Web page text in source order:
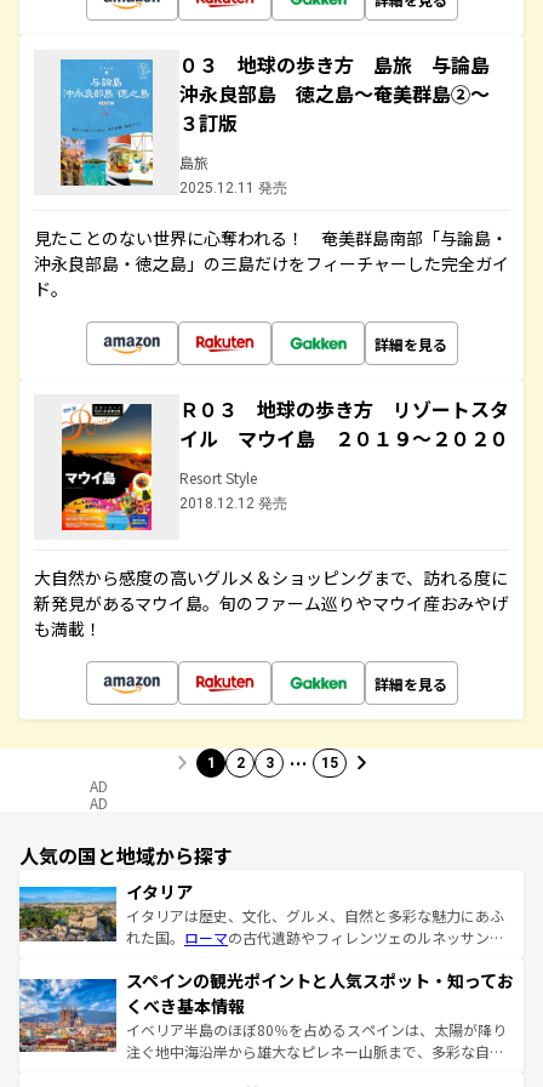
０３ 地球の歩き方 島旅 与論島
沖永良部島 徳之島～奄美群島②～
３訂版
島旅
2025.12.11 発売
見たことのない世界に心奪われる！ 奄美群島南部「与論島・
沖永良部島・徳之島」の三島だけをフィーチャーした完全ガイ
ド。
詳細を見る
Ｒ０３ 地球の歩き方 リゾートスタ
イル マウイ島 ２０１９～２０２０
Resort Style
2018.12.12 発売
大自然から感度の高いグルメ＆ショッピングまで、訪れる度に
新発見があるマウイ島。旬のファーム巡りやマウイ産おみやげ
も満載！
詳細を見る
1 2 3 … 15
AD
AD
人気の国と地域から探す
イタリア
イタリアは歴史、文化、グルメ、自然と多彩な魅力にあふ
れた国。 ローマの古代遺跡やフィレンツェのルネッサンス
ろん、トスカーナの美しい田園風景やアマルフィ海岸の絶
景など、自然景観も見逃せない。観光の合間には、本場の
ピザやパスタなど、絶品のイタリア料理を堪能することも
できる。朝目覚めてから夜眠るまで、すべての瞬間を楽し
スペインの観光ポイントと人気スポット・知ってお
くべき基本情報
イベリア半島のほぼ80％を占めるスペインは、太陽が降り
注ぐ地中海沿岸から雄大なピレネー山脈まで、多彩な自然